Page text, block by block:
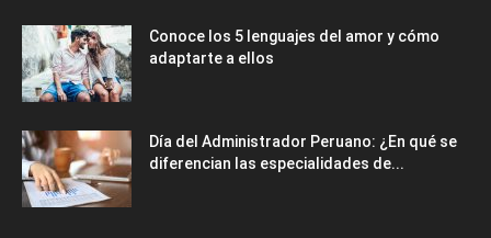
Conoce los 5 lenguajes del amor y cómo
adaptarte a ellos
Día del Administrador Peruano: ¿En qué se
diferencian las especialidades de...